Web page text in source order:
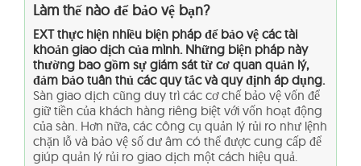
Làm thế nào để bảo vệ bạn?
EXT thực hiện nhiều biện pháp để bảo vệ các tài
khoản giao dịch của mình. Những biện pháp này
thường bao gồm sự giám sát từ cơ quan quản lý,
đảm bảo tuân thủ các quy tắc và quy định áp dụng.
Sàn giao dịch cũng duy trì các cơ chế bảo vệ vốn để
giữ tiền của khách hàng riêng biệt với vốn hoạt động
của sàn. Hơn nữa, các công cụ quản lý rủi ro như lệnh
chặn lỗ và bảo vệ số dư âm có thể được cung cấp để
giúp quản lý rủi ro giao dịch một cách hiệu quả.